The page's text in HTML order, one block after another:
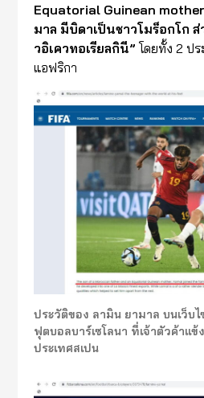
Equatorial Guinean
มาล มีบิดาเป็นชาวโมร็อกโก
วอิเควทอเรียลกินี”โดยทั้ง 2 ป
แอฟริกา
ประวัติของ ลามิน ยามาล บนเว็บ
ฟุตบอลบาร์เซโลนา ที่เจ้าตัวค้าแข้
ประเทศสเปน